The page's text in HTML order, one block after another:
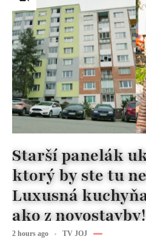
Starší panelák
ktorý by ste tu
Luxusná
ako z novostavby!
2 hours ago TV JOJ